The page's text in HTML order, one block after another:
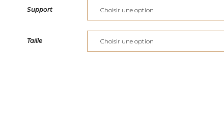
prix :
€115,00
à
Support
Taille